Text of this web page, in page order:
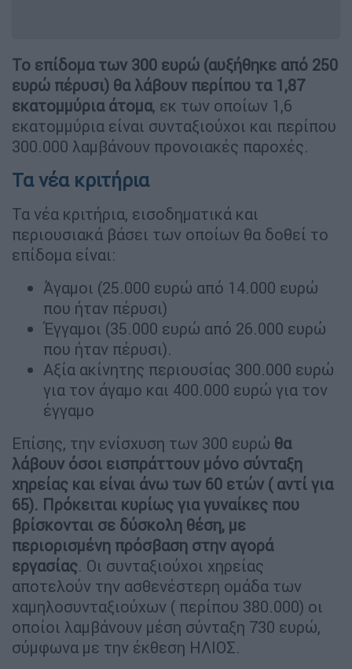
Το επίδομα των 300 ευρώ (αυξήθηκε από 250
ευρώ πέρυσι) θα λάβουν περίπου τα 1,87
εκατομμύρια άτομα, εκ των οποίων 1,6
εκατομμύρια είναι συνταξιούχοι και περίπου
300.000 λαμβάνουν προνοιακές παροχές.
Τα νέα κριτήρια
Τα νέα κριτήρια, εισοδηματικά και
περιουσιακά βάσει των οποίων θα δοθεί το
επίδομα είναι:
Άγαμοι (25.000 ευρώ από 14.000 ευρώ
που ήταν πέρυσι)
Έγγαμοι (35.000 ευρώ από 26.000 ευρώ
που ήταν πέρυσι).
Αξία ακίνητης περιουσίας 300.000 ευρώ
για τον άγαμο και 400.000 ευρώ για τον
έγγαμο
Επίσης, την ενίσχυση των 300 ευρώ θα
λάβουν όσοι εισπράττουν μόνο σύνταξη
χηρείας και είναι άνω των 60 ετών ( αντί για
65). Πρόκειται κυρίως για γυναίκες που
βρίσκονται σε δύσκολη θέση, με
περιορισμένη πρόσβαση στην αγορά
εργασίας. Oι συνταξιούχοι χηρείας
αποτελούν την ασθενέστερη ομάδα των
χαμηλοσυνταξιούχων ( περίπου 380.000) οι
οποίοι λαμβάνουν μέση σύνταξη 730 ευρώ,
σύμφωνα με την έκθεση ΗΛΙΟΣ.